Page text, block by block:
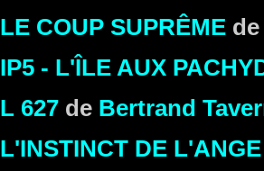
LE COUP SUPRÊME
IP5 - L'ÎLE AUX
L 627 de Bertrand
L'INSTINCT DE L'ANGE